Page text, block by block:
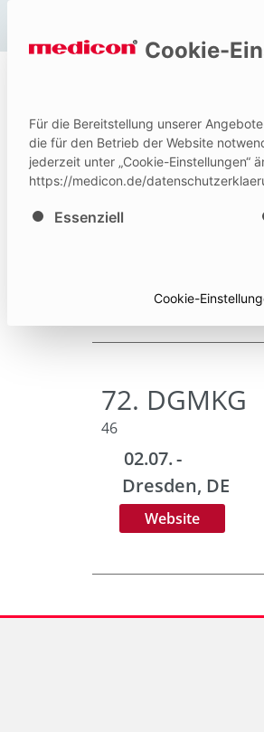
72. DGMKG
46
02.07.-
Dresden, DE
Website
Cookie-
Für die Bereitstellung unserer
die für den Betrieb der Website
jederzeit unter „Cookie-Einstellungen“
https://medicon.de/
Es folgt eine Liste der Service-
Essenziell
Cookie-